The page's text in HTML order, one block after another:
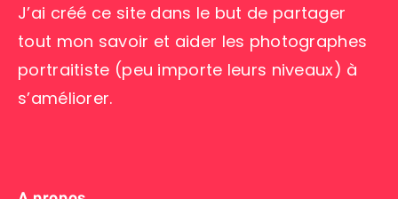
J’ai créé ce site dans le but de partager
tout mon savoir et aider les photographes
portraitiste (peu importe leurs niveaux) à
s’améliorer.